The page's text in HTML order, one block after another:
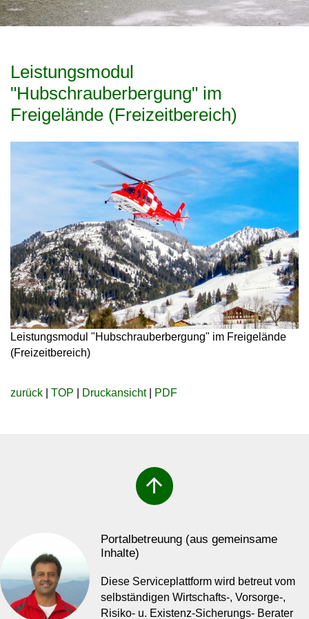
Leistungsmodul
"Hubschrauberbergung" im
Freigelände (Freizeitbereich)
Leistungsmodul "Hubschrauberbergung" im Freigelände
(Freizeitbereich)
zurück TOP Druckansicht| PDF
arrow_upward
Portalbetreuung (aus gemeinsame
Inhalte)
Diese Serviceplattform wird betreut vom
selbständigen Wirtschafts-, Vorsorge-,
Risiko- u. Existenz-Sicherungs- Berater